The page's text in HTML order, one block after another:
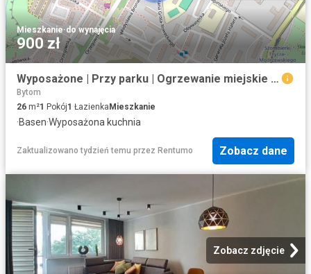
Mieszkanie·do wynajęcia
900 zł
Wyposażone | Przy parku | Ogrzewanie miejskie | Szombierki
Bytom
26 m²1 Pokój1 Łazienka Mieszkanie
·Basen·Wyposażona kuchnia
Zaktualizowano tydzień temu przez Rentumo Zobacz dane
Zobacz zdjęcie